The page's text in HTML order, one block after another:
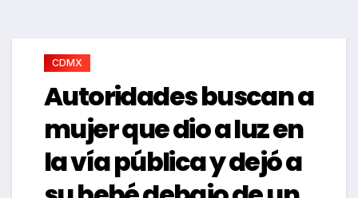
CDMX
Autoridades buscan a
mujer que dio a luz en
la vía pública y dejó a